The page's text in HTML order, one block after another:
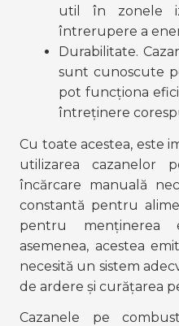
util în zonele
întrerupere a
Durabilitate.
sunt cunoscute
pot funcționa
întreținere
Cu toate acestea, este
utilizarea cazanelor
încărcare manuală
constantă pentru
pentru menținerea
asemenea, acestea
necesită un sistem
de ardere și curățarea
Cazanele pe